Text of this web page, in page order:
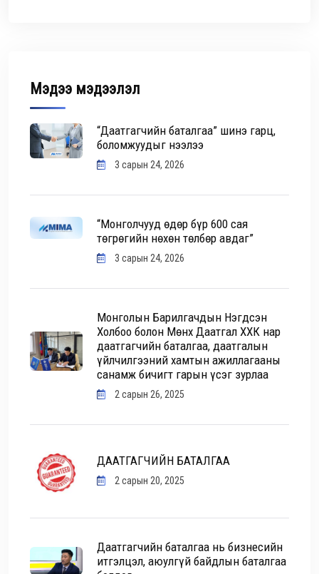
Мэдээ мэдээлэл
“Даатгагчийн баталгаа” шинэ гарц,
боломжуудыг нээлээ
3 сарын 24, 2026
“Монголчууд өдөр бүр 600 сая
төгрөгийн нөхөн төлбөр авдаг”
3 сарын 24, 2026
Монголын Барилгачдын Нэгдсэн
Холбоо болон Мөнх Даатгал ХХК нар
даатгагчийн баталгаа, даатгалын
үйлчилгээний хамтын ажиллагааны
санамж бичигт гарын үсэг зурлаа
2 сарын 26, 2025
ДААТГАГЧИЙН БАТАЛГАА
2 сарын 20, 2025
Даатгагчийн баталгаа нь бизнесийн
итгэлцэл, аюулгүй байдлын баталгаа